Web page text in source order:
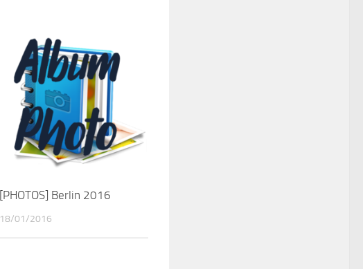
[PHOTOS] Berlin 2016
18/01/2016